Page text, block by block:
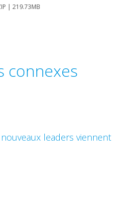
| 219.73MB
connexes
leaders viennent